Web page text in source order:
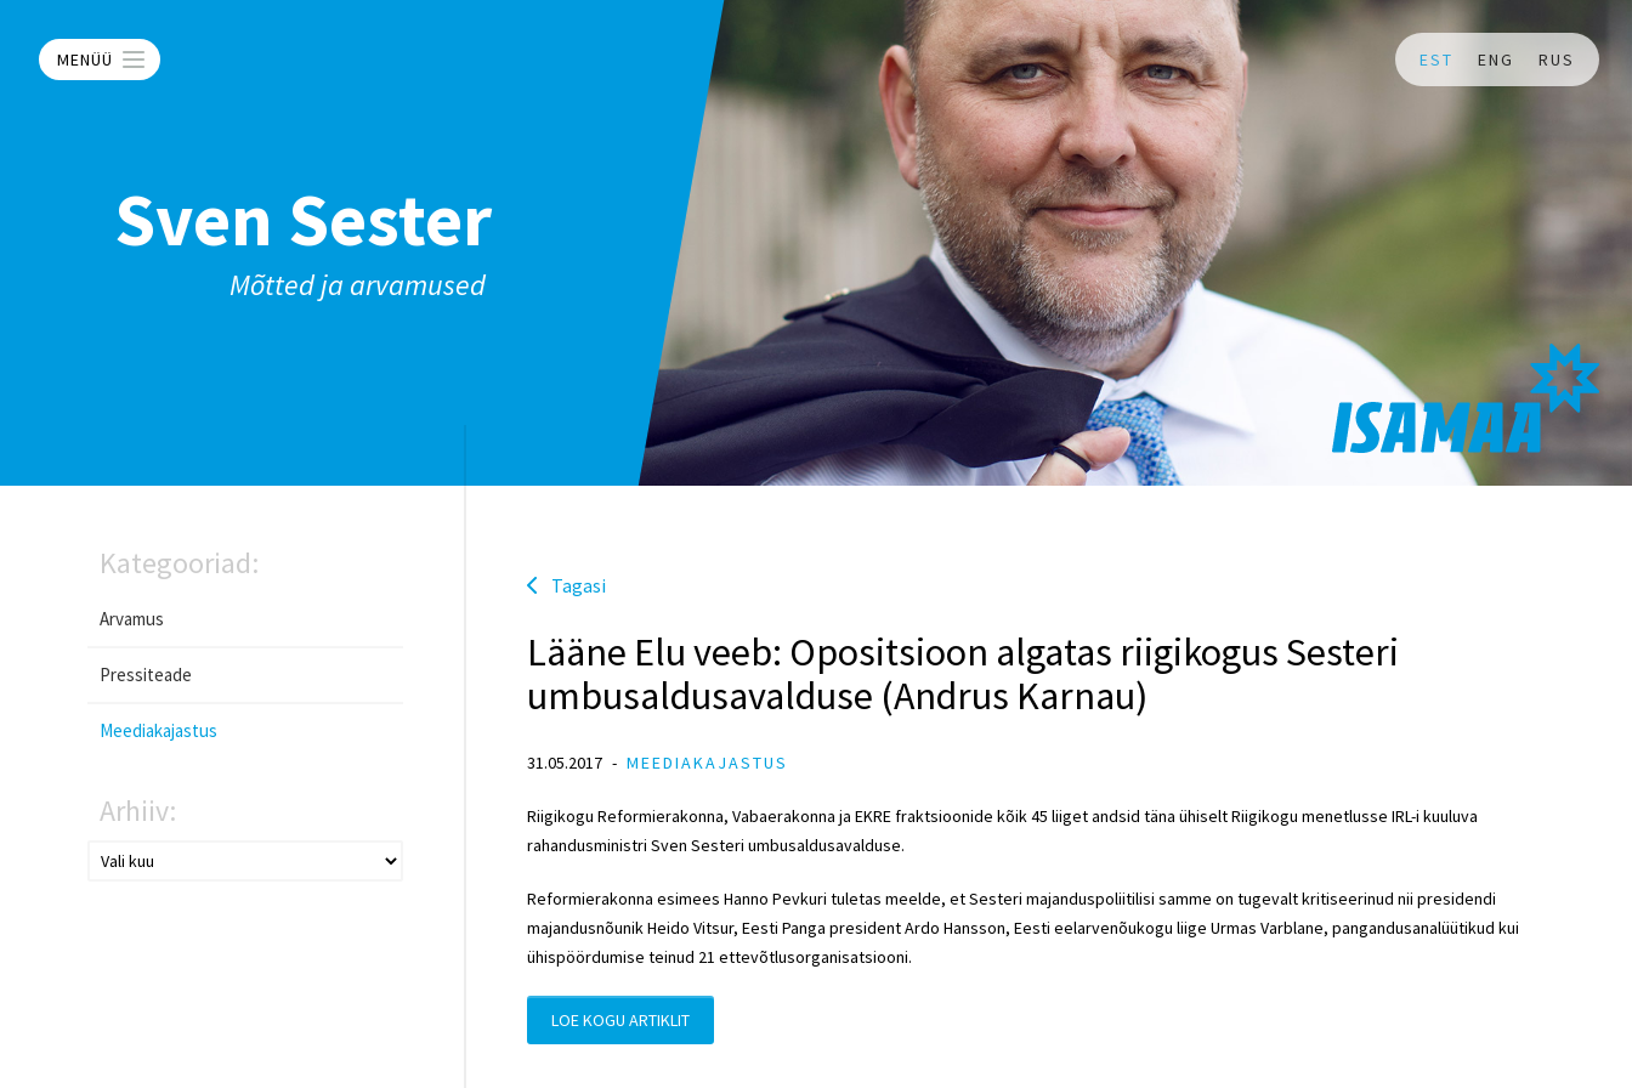
MENÜÜ EST ENG RUS
Sven Sester
Mõtted ja arvamused
Kategooriad:
Arvamus
Pressiteade
Meediakajastus
Arhiiv:
Tagasi
Lääne Elu veeb: Opositsioon algatas riigikogus Sesteri
umbusaldusavalduse (Andrus Karnau)
31.05.2017 MEEDIAKAJASTUS
Riigikogu Reformierakonna, Vabaerakonna ja EKRE fraktsioonide kõik 45 liiget andsid täna ühiselt Riigikogu menetlusse IRL-i kuuluva
rahandusministri Sven Sesteri umbusaldusavalduse.
Reformierakonna esimees Hanno Pevkuri tuletas meelde, et Sesteri majanduspoliitilisi samme on tugevalt kritiseerinud nii presidendi
majandusnõunik Heido Vitsur, Eesti Panga president Ardo Hansson, Eesti eelarvenõukogu liige Urmas Varblane, pangandusanalüütikud kui
ühispöördumise teinud 21 ettevõtlusorganisatsiooni.
LOE KOGU ARTIKLIT